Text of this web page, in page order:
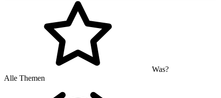
Was?
Alle Themen